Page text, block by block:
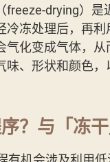
freeze-drying）
冷冻处理后，再
气化变成气体，
、形状和颜色，
？与「冻